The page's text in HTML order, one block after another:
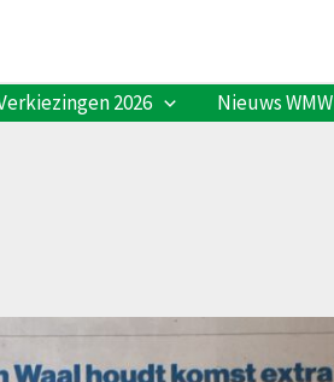
2026 Nieuws WMW